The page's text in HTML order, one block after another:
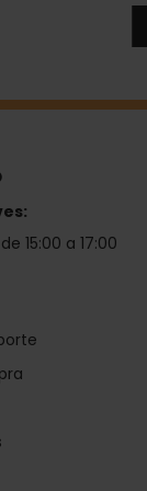
15:00 a 17:00